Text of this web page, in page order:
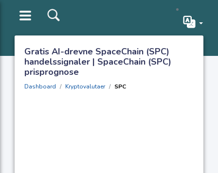
Gratis AI-drevne SpaceChain (SPC)
handelssignaler | SpaceChain (SPC)
prisprognose
Dashboard Kryptovalutaer SPC